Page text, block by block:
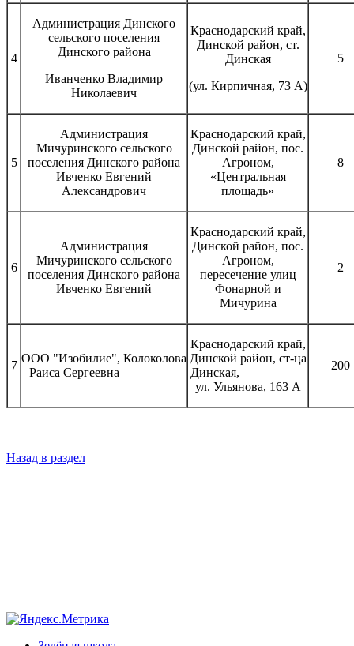
4
Администрация Динского
сельского поселения
Динского района
Иванченко Владимир
Николаевич
Краснодарский край,
Динской район, ст.
Динская
(ул. Кирпичная, 73 А)
5
5
Администрация
Мичуринского сельского
поселения Динского района
Ивченко Евгений
Александрович
Краснодарский край,
Динской район, пос.
Агроном,
«Центральная
площадь»
8
6
Администрация
Мичуринского сельского
поселения Динского района
Ивченко Евгений
Краснодарский край,
Динской район, пос.
Агроном,
пересечение улиц
Фонарной и
Мичурина
2
7
ООО "Изобилие", Колоколова
Раиса Сергеевна
Краснодарский край,
Динской район, ст-ца
Динская,
ул. Ульянова, 163 А
200
Назад в раздел